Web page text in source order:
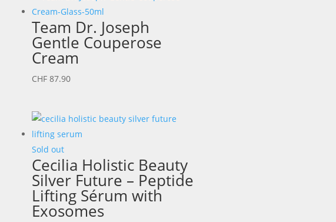
Team Dr. Joseph
Gentle Couperose
Cream
CHF 87.90
Sold out
Cecilia Holistic Beauty
Silver Future – Peptide
Lifting Sérum with
Exosomes